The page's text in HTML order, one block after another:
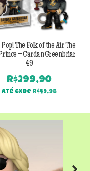
The Folk of the Air The
– Cardan Greenbriar
49
R$299,90
Até 6x de R$49,98